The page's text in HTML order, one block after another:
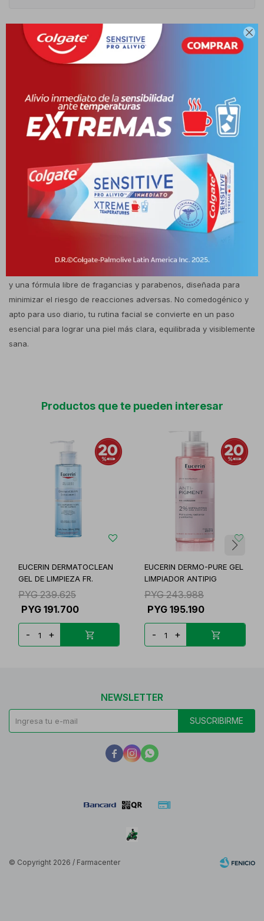

Eucerin DermoPure Gel Limpiador es un gel facial de uso diario
especialmente formulado para pieles grasas, con tendencia
acneica y sensibles. Su textura ligera y sin jabón limpia
sebo mientras respeta el equilibrio natural de la piel.
Dermatológicamente probado, ofrece una higiene eficaz y segura
para quienes buscan controlar imperfecciones. Este gel está
indicado para reducir la obstrucción de poros, prevenir la
formación de granos y puntos negros, y mantener la piel fresca y
libre de impurezas. Su acción purificante ayuda a disminuir la
proliferación bacteriana responsable del acné, favoreciendo un
aspecto más uniforme y saludable. Es ideal para quienes
necesitan un limpiador que combine eficacia con tolerancia, apto
incluso para pieles sensibles. La composición incluye ácido
profundidad y reducir imperfecciones; tensioactivos suaves, que
y una fórmula libre de fragancias y parabenos, diseñada para
minimizar el riesgo de reacciones adversas. No comedogénico y
apto para uso diario, tu rutina facial se convierte en un paso
esencial para lograr una piel más clara, equilibrada y visiblemente
sana.
Productos que te pueden interesar
EUCERIN DERMATOCLEAN
GEL DE LIMPIEZA FR.
PYG 239.625
PYG 191.700
- +
EUCERIN DERMO-PURE GEL
LIMPIADOR ANTIPIG
PYG 243.988
PYG 195.190
- +
NEWSLETTER
SUSCRIBIRME
  
© Copyright 2026 / Farmacenter